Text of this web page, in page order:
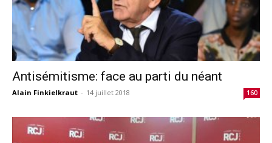
Antisémitisme: face au parti du néant
Alain Finkielkraut - 14 juillet 2018 160